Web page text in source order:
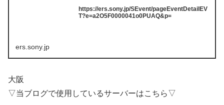
https://ers.sony.jp/SEvent/pageEventDetailEV
T?e=a2O5F0000041o0PUAQ&p=
ers.sony.jp
大阪
▽当ブログで使用しているサーバーはこちら▽